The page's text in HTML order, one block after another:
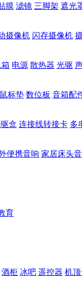
膜 滤镜 三脚架 遮光
摄像机 闪存摄像机
电源 散热器 光驱
鼠标垫 数位板 音箱配
盒 连接线转接卡 多
便携音响 家居床头
育
酒柜 冰吧 遥控器 机